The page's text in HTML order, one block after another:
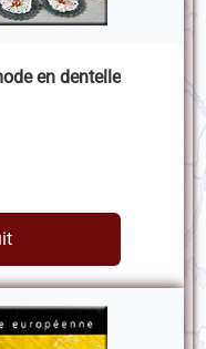
en dentelle